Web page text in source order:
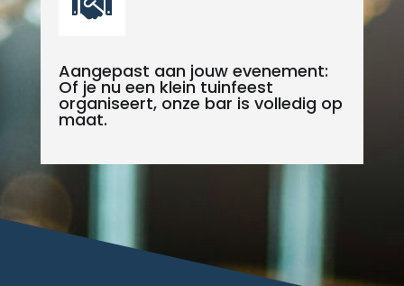

Aangepast aan jouw evenement:
Of je nu een klein tuinfeest
organiseert, onze bar is volledig op
maat.